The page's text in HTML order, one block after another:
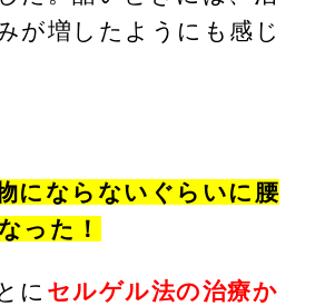
が増したようにも感じ
にならないぐらいに腰
った！
に セルゲル法の治療か